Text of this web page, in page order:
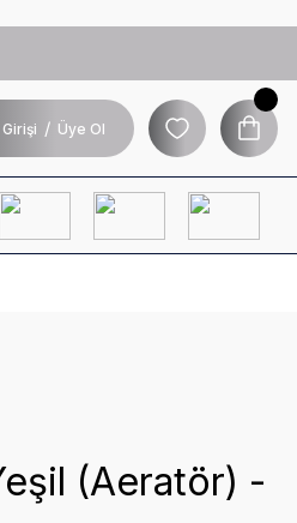
/ Üye Ol
(Aeratör) -